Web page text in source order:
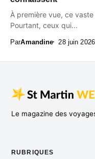
À première vue, ce vaste
Pourtant, ceux qui...
ParAmandine 28 juin 2026
Le magazine des
RUBRIQUES